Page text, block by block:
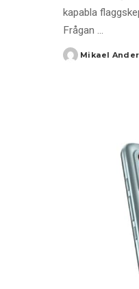
kapabla
Frågan ...
Posted
Mikael